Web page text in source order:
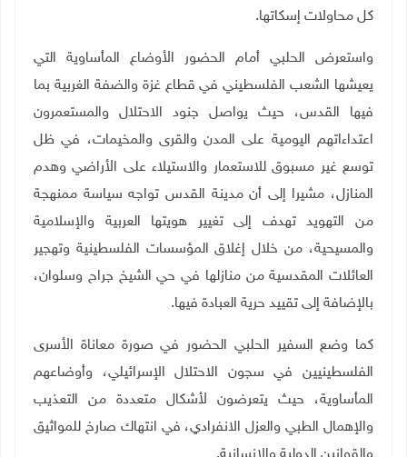
كل محاولات إسكاتها.
واستعرض الحلبي أمام الحضور الأوضاع المأساوية التي
يعيشها الشعب الفلسطيني في قطاع غزة والضفة الغربية بما
فيها القدس، حيث يواصل جنود الاحتلال والمستعمرون
اعتداءاتهم اليومية على المدن والقرى والمخيمات، في ظل
توسع غير مسبوق للاستعمار والاستيلاء على الأراضي وهدم
المنازل، مشيرا إلى أن مدينة القدس تواجه سياسة ممنهجة
من التهويد تهدف إلى تغيير هويتها العربية والإسلامية
والمسيحية، من خلال إغلاق المؤسسات الفلسطينية وتهجير
العائلات المقدسية من منازلها في حي الشيخ جراح وسلوان،
بالإضافة إلى تقييد حرية العبادة فيها.
كما وضع السفير الحلبي الحضور في صورة معاناة الأسرى
الفلسطينيين في سجون الاحتلال الإسرائيلي، وأوضاعهم
المأساوية، حيث يتعرضون لأشكال متعددة من التعذيب
والإهمال الطبي والعزل الانفرادي، في انتهاك صارخ للمواثيق